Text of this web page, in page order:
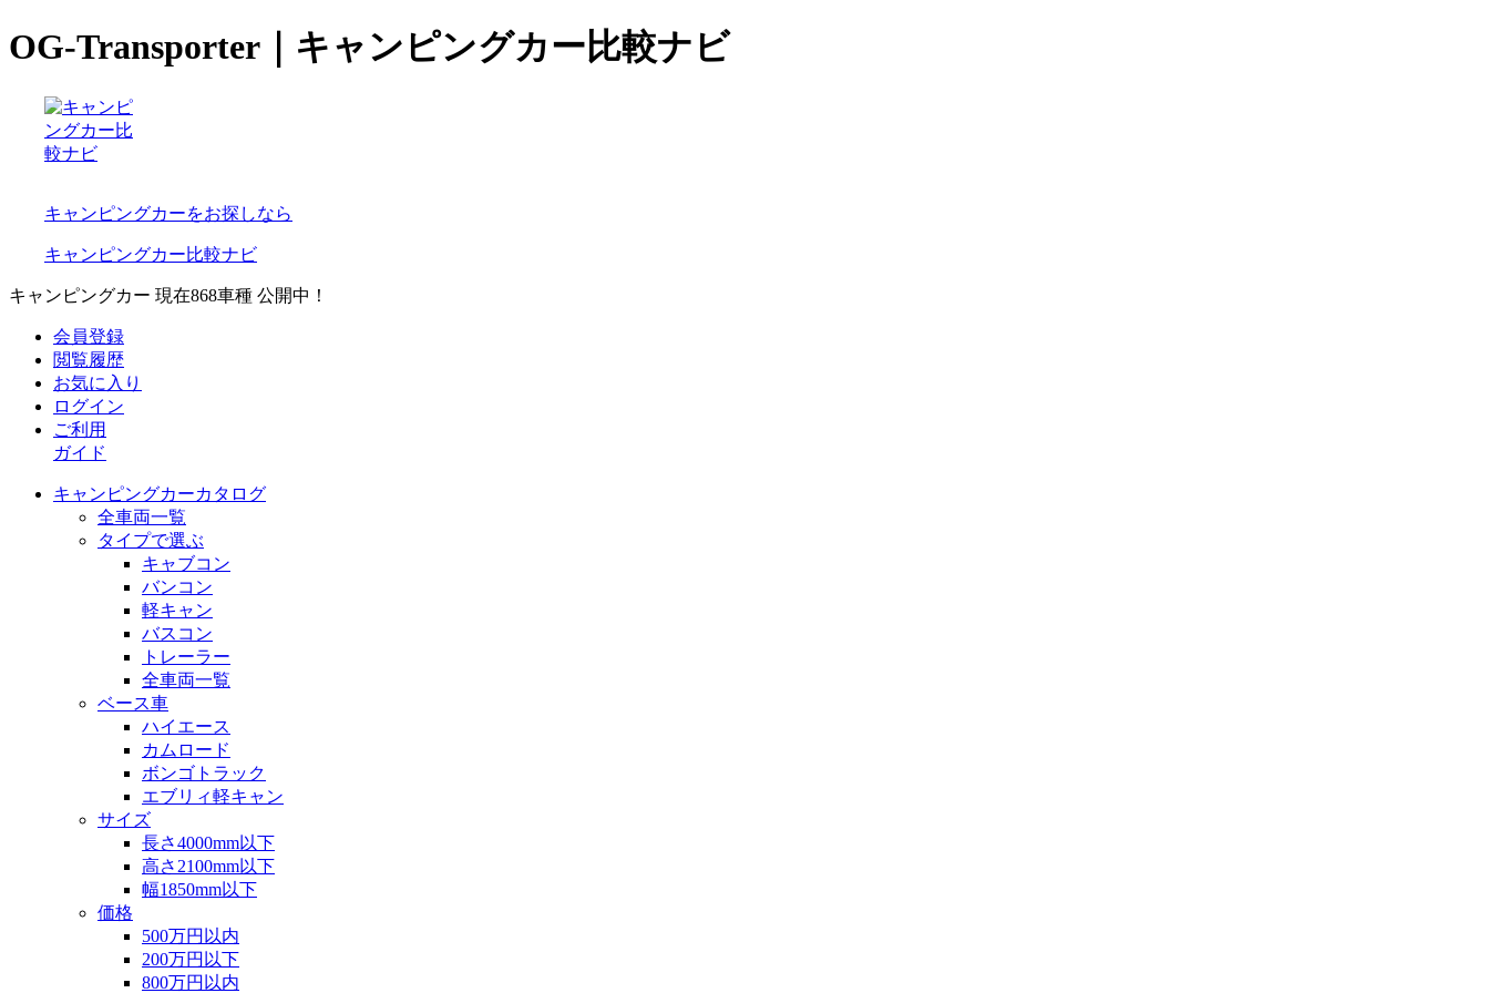
OG-Transporter｜キャンピングカー比較ナビ
キャンピングカーをお探しなら
キャンピングカー比較ナビ
キャンピングカー 現在868車種 公開中！
会員登録
閲覧履歴
お気に入り
ログイン
ご利用
ガイド
キャンピングカーカタログ
全車両一覧
タイプで選ぶ
キャブコン
バンコン
軽キャン
バスコン
トレーラー
全車両一覧
ベース車
ハイエース
カムロード
ボンゴトラック
エブリィ軽キャン
サイズ
長さ4000mm以下
高さ2100mm以下
幅1850mm以下
価格
500万円以内
200万円以下
800万円以内